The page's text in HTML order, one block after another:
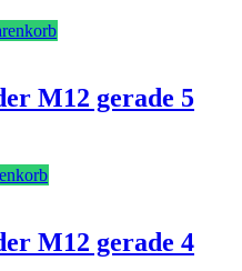
M12 gerade 5
M12 gerade 4